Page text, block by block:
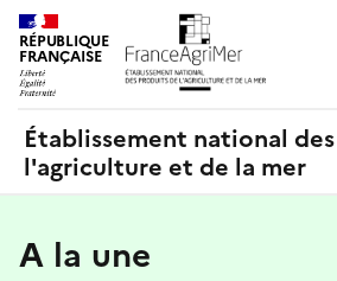
RÉPUBLIQUE
FRANÇAISE
Établissement national
l'agriculture et de la mer
A la une
Panneau de gestion des cookies